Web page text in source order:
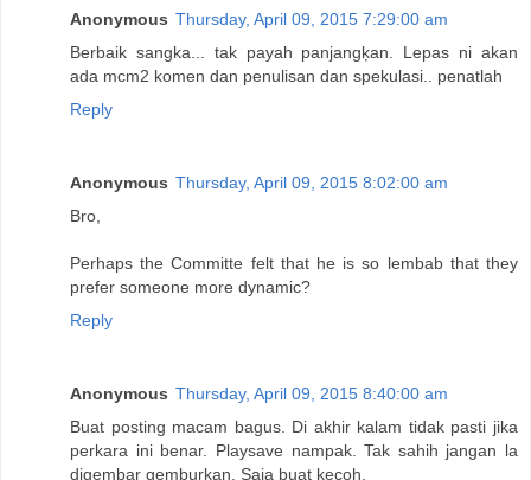
Anonymous Thursday, April 09, 2015 7:29:00 am
Berbaik sangka... tak payah panjangķan. Lepas ni akan
ada mcm2 komen dan penulisan dan spekulasi.. penatlah
Reply
Anonymous Thursday, April 09, 2015 8:02:00 am
Bro,
Perhaps the Committe felt that he is so lembab that they
prefer someone more dynamic?
Reply
Anonymous Thursday, April 09, 2015 8:40:00 am
Buat posting macam bagus. Di akhir kalam tidak pasti jika
perkara ini benar. Playsave nampak. Tak sahih jangan la
digembar gemburkan. Saja buat kecoh.